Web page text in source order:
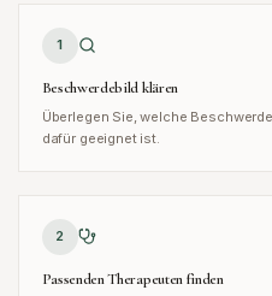
1
Beschwerdebild klären
Überlegen Sie, welche
dafür geeignet ist.
2
Passenden Therapeuten finden